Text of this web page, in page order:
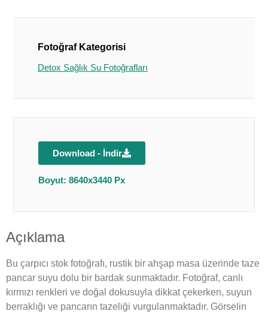
Fotoğraf Kategorisi
Detox Sağlık Su Fotoğrafları
Download - İndir
Boyut: 8640x3440 Px
Açıklama
Bu çarpıcı stok fotoğrafı, rustik bir ahşap masa üzerinde taze
pancar suyu dolu bir bardak sunmaktadır. Fotoğraf, canlı
kırmızı renkleri ve doğal dokusuyla dikkat çekerken, suyun
berraklığı ve pancarın tazeliği vurgulanmaktadır. Görselin